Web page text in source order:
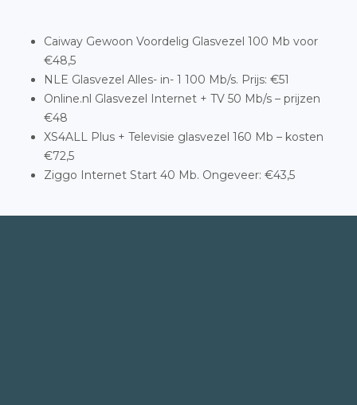
Caiway Gewoon Voordelig Glasvezel 100 Mb voor
€48,5
NLE Glasvezel Alles- in- 1 100 Mb/s. Prijs: €51
Online.nl Glasvezel Internet + TV 50 Mb/s – prijzen
€48
XS4ALL Plus + Televisie glasvezel 160 Mb – kosten
€72,5
Ziggo Internet Start 40 Mb. Ongeveer: €43,5